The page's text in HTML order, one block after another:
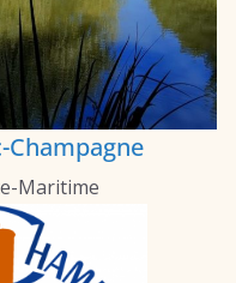
Champagne
Maritime